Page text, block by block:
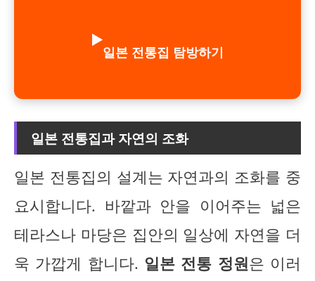
▶️
일본 전통집 탐방하기
일본 전통집과 자연의 조화
일본 전통집의 설계는 자연과의 조화를 중
요시합니다. 바깥과 안을 이어주는 넓은
테라스나 마당은 집안의 일상에 자연을 더
욱 가깝게 합니다. 일본 전통 정원은 이러